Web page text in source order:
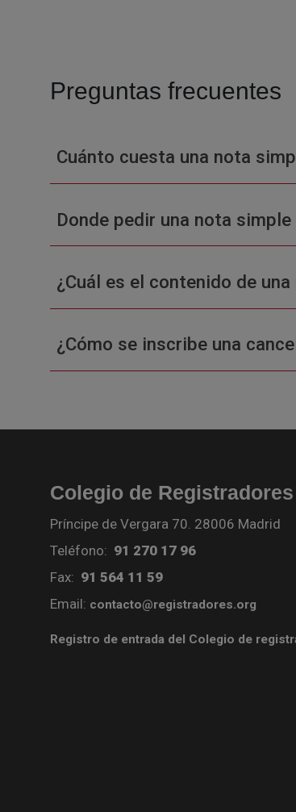
Preguntas frecuentes
Cuánto cuesta una nota
Donde pedir una nota simple
¿Cuál es el contenido de
¿Cómo se inscribe una
Colegio de Registradores
Príncipe de Vergara 70. 28006 Madrid
Teléfono: 91 270 17 96
Fax: 91 564 11 59
Email: contacto@registradores.org
Registro de entrada del Colegio de